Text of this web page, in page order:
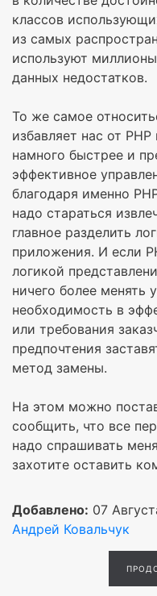
классов
из самых
используют
данных недостатков.
То же самое
избавляет нас от
намного быстрее и
эффективное
благодаря именно
надо стараться
главное разделить
приложения. И если
логикой
ничего более менять
необходимость в
или требования
предпочтения
метод замены.
На этом можно
сообщить, что все
надо спрашивать
захотите оставить
Добавлено: 07
Андрей Ковальчук